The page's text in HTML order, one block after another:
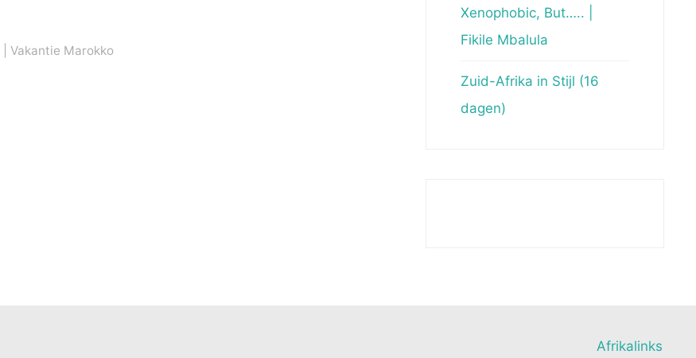
Vakantie Marokko
Xenophobic, But….. |
Fikile Mbalula
Zuid-Afrika in Stijl (16
dagen)
Afrikalinks